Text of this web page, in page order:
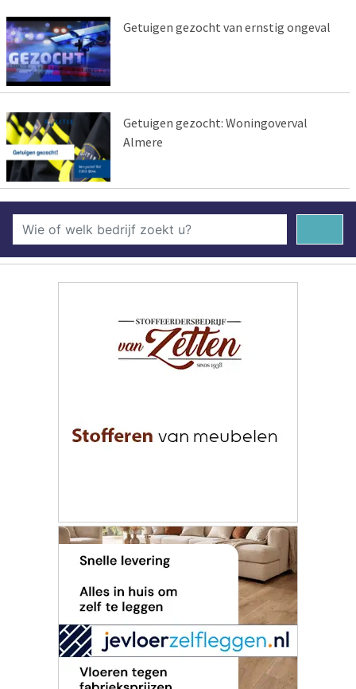
Getuigen gezocht van ernstig ongeval
Getuigen gezocht: Woningoverval
Almere